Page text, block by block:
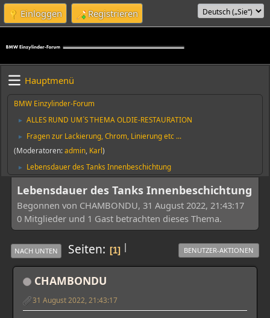
Einloggen Registrieren
Hauptmenü
BMW Einzylinder-Forum
► ALLES RUND UM´S THEMA OLDIE-RESTAURATION
►
Fragen zur Lackierung, Chrom, Linierung etc ...
(Moderatoren:admin Karl)
► Lebensdauer des Tanks Innenbeschichtung
Lebensdauer des Tanks Innenbeschichtung
Begonnen von CHAMBONDU, 31 August 2022, 21:43:17
0 Mitglieder und 1 Gast betrachten dieses Thema.
|
NACH UNTEN Seiten 1 BENUTZER-AKTIONEN
CHAMBONDU
31 August 2022, 21:43:17